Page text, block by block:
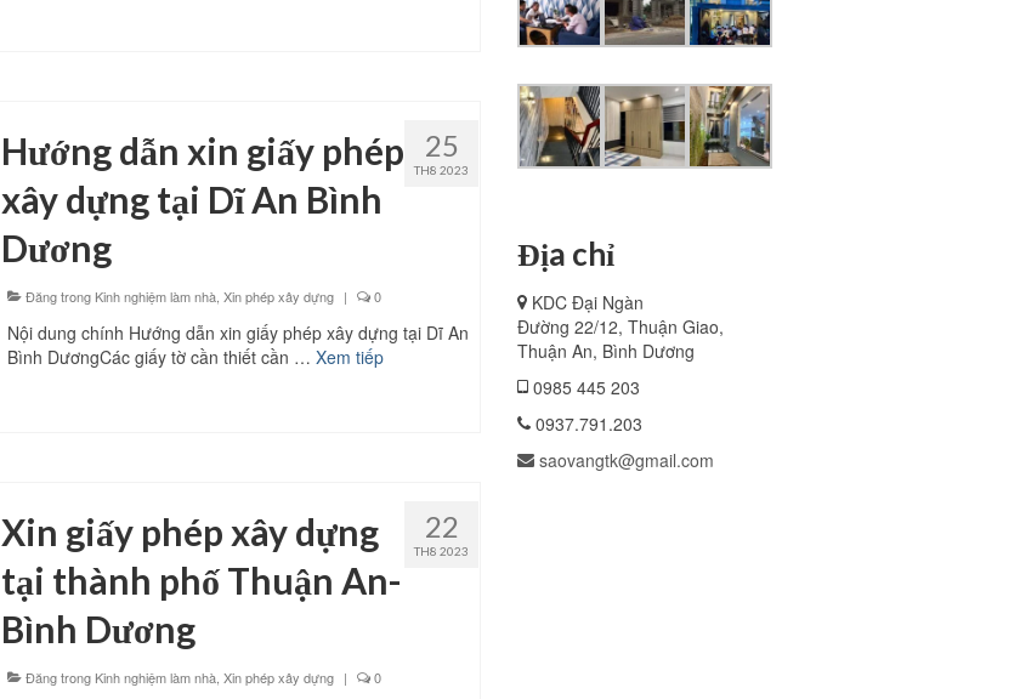
25
TH8 2023
Hướng dẫn xin giấy phép
xây dựng tại Dĩ An Bình
Dương
Đăng trong Kinh nghiệm làm nhà ,Xin phép xây dựng | 0
Nội dung chính Hướng dẫn xin giấy phép xây dựng tại Dĩ An
Bình DươngCác giấy tờ cần thiết cần …Xem tiếp
22
TH8 2023
Xin giấy phép xây dựng
tại thành phố Thuận An-
Bình Dương
Đăng trong Kinh nghiệm làm nhà ,Xin phép xây dựng | 0
Địa chỉ
KDC Đại Ngàn
Đường 22/12, Thuận Giao,
Thuận An, Bình Dương
0985 445 203
0937.791.203
saovangtk@gmail.com